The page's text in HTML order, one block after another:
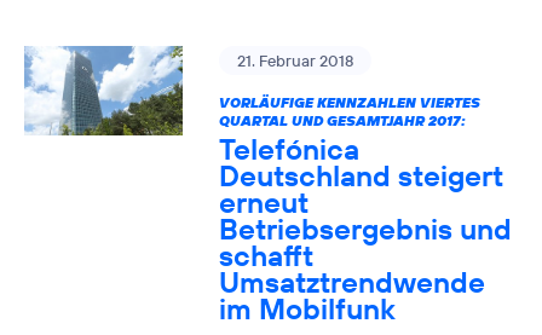
21. Februar 2018
VORLÄUFIGE KENNZAHLEN VIERTES
QUARTAL UND GESAMTJAHR 2017:
Telefónica
Deutschland steigert
erneut
Betriebsergebnis und
schafft
Umsatztrendwende
im Mobilfunk